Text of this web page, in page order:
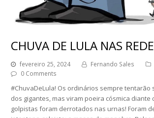
CHUVA DE LULA NAS
fevereiro 25, 2024 Fernando Sales
0 Comments
#ChuvaDeLula! Os ordinários sempre tentarão
dos gigantes, mas viram poeira cósmica diante
golpistas foram derrotados nas urnas! Foram